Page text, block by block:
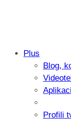
Plus
Blog,
Profili